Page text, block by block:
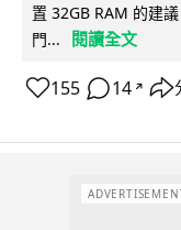
置 32GB RAM 的建
門...
閱讀全文
155 14 ↗